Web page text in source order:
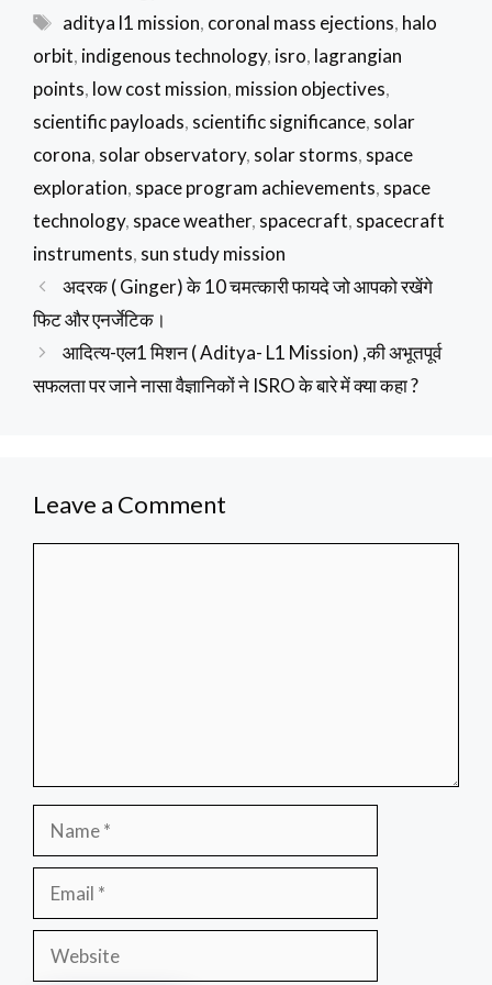
Tags
aditya l1 mission, coronal mass ejections, halo
orbit, indigenous technology, isro, lagrangian
points, low cost mission, mission objectives,
scientific payloads, scientific significance, solar
corona, solar observatory, solar storms, space
exploration, space program achievements, space
technology, space weather, spacecraft, spacecraft
instruments, sun study mission
अदरक ( Ginger) के 10 चमत्कारी फायदे जो आपको रखेंगे
फिट और एनर्जेटिक।
आदित्य-एल1 मिशन ( Aditya- L1 Mission) ,की अभूतपूर्व
सफलता पर जाने नासा वैज्ञानिकों ने ISRO के बारे में क्या कहा ?
Leave a Comment